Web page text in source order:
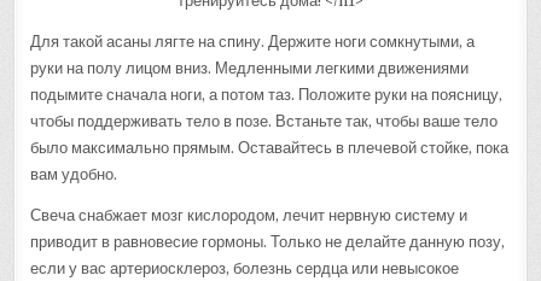
Для такой асаны лягте на спину. Держите ноги сомкнутыми, а
руки на полу лицом вниз. Медленными легкими движениями
подымите сначала ноги, а потом таз. Положите руки на поясницу,
чтобы поддерживать тело в позе. Встаньте так, чтобы ваше тело
было максимально прямым. Оставайтесь в плечевой стойке, пока
вам удобно.
Свеча снабжает мозг кислородом, лечит нервную систему и
приводит в равновесие гормоны. Только не делайте данную позу,
если у вас артериосклероз, болезнь сердца или невысокое